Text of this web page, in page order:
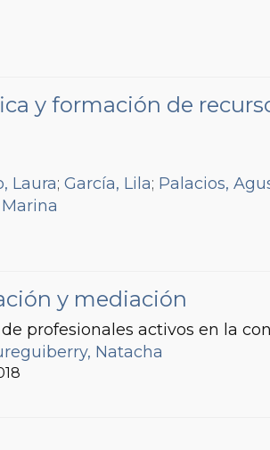
y formación de
Laura; García, Lila; Palacios,
y mediación
profesionales activos en la
Natacha